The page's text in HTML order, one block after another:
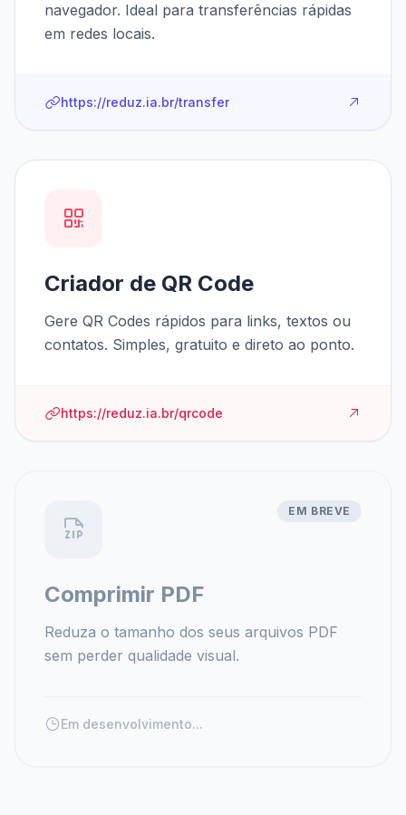
navegador. Ideal para transferências rápidas
em redes locais.
https://reduz.ia.br/transfer
Criador de QR Code
Gere QR Codes rápidos para links, textos ou
contatos. Simples, gratuito e direto ao ponto.
https://reduz.ia.br/qrcode
EM BREVE
Comprimir PDF
Reduza o tamanho dos seus arquivos PDF
sem perder qualidade visual.
Em desenvolvimento...